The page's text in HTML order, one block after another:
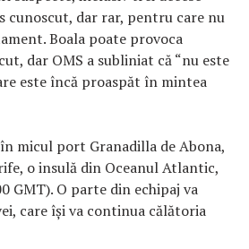
cunoscut, dar rar, pentru care nu
Boala poate provoca
dar OMS a subliniat că “nu este
este încă proaspăt în mintea
micul port Granadilla de Abona,
o insulă din Oceanul Atlantic,
GMT). O parte din echipaj va
care îşi va continua călătoria